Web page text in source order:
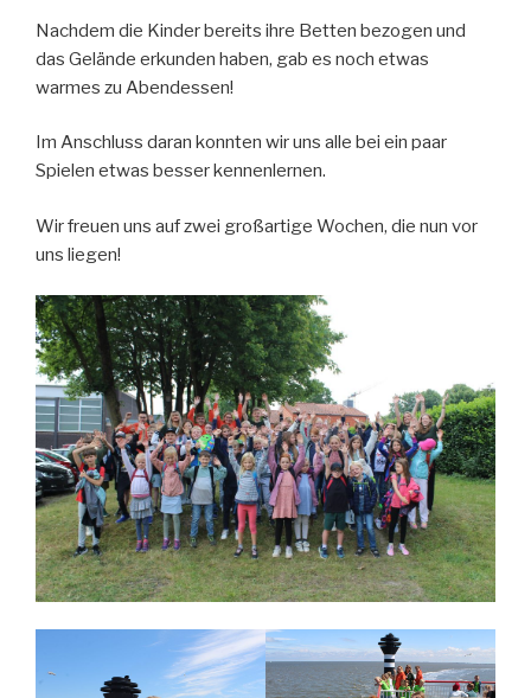
Nachdem die Kinder bereits ihre Betten bezogen und
das Gelände erkunden haben, gab es noch etwas
warmes zu Abendessen!
Im Anschluss daran konnten wir uns alle bei ein paar
Spielen etwas besser kennenlernen.
Wir freuen uns auf zwei großartige Wochen, die nun vor
uns liegen!